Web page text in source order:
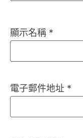
顯示名稱 *
電子郵件地址 *